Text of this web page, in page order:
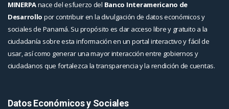
MINERPAnace del esfuerzo del Banco Interamericano de
Desarrollo por contribuir en la divulgación de datos económicos y
sociales de Panamá. Su propósito es dar acceso libre y gratuito a la
ciudadanía sobre esta información en un portal interactivo y fácil de
usar, así como generar una mayor interacción entre gobiernos y
ciudadanos que fortalezca la transparencia y la rendición de cuentas.
Datos Económicos y Sociales